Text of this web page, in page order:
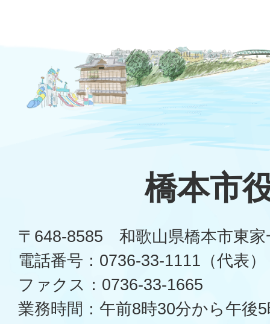
橋本市
〒648-8585 和歌山県橋本市東家
電話番号：0736-33-1111（代表）
ファクス：0736-33-1665
業務時間：午前8時30分から午後